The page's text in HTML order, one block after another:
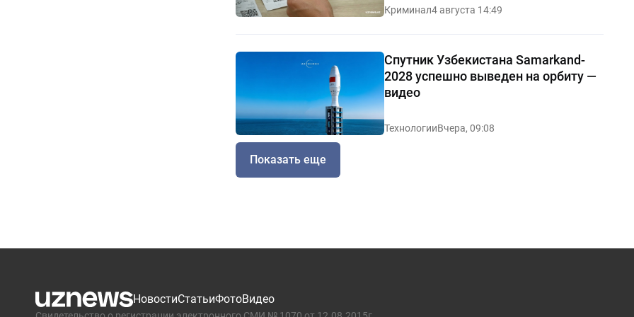
Криминал4 августа 14:49
Спутник Узбекистана Samarkand-
2028 успешно выведен на орбиту —
видео
ТехнологииВчера, 09:08
Показать еще
НовостиСтатьиФотоВидео